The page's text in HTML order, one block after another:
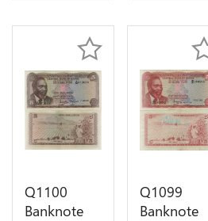
Q1100
Banknote
Q1099
Banknote